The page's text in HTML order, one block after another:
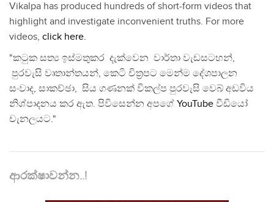
Vikalpa has produced hundreds of short-form videos that
highlight and investigate inconvenient truths. For more
videos, click here.
"කටුක සත්‍ය ඉස්මතුකර දැක්වෙන වාර්තා වැඩසටහන්,
පුරවැසි වෘතාන්තයන්, කෙටි චිත්‍රපට මෙන්ම දේශපාලන
සංවාද, සාකච්ඡා, සිය ගණනක් විකල්ප පුරවැසි වෙබ් අඩවිය
නිශ්පාදනය කර ඇත. පිවිසෙන්න අපගේ YouTube වීඩියෝ
චැනලයට."
ආරක්ෂාවන්න..!